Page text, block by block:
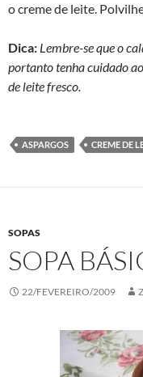
o creme de leite.
Dica: Lembre-se que o
portanto tenha cuidado
de leite fresco.
ASPARGOS CREME DE
SOPAS
SOPA
22/FEVEREIRO/2009